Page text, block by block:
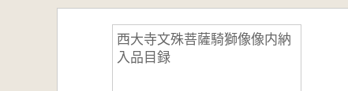
西大寺文殊菩薩騎獅像像内納
入品目録